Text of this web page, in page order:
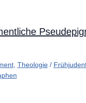
, Theologie/